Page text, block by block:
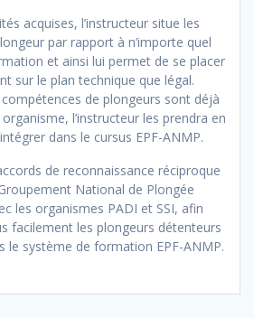
acquises, l’instructeur situe les
par rapport à n’importe quel
et ainsi lui permet de se placer
sur le plan technique que légal.
de plongeurs sont déjà
l’instructeur les prendra en
dans le cursus EPF-ANMP.
de reconnaissance réciproque
National de Plongée
les organismes PADI et SSI, afin
facilement les plongeurs détenteurs
le système de formation EPF-ANMP.